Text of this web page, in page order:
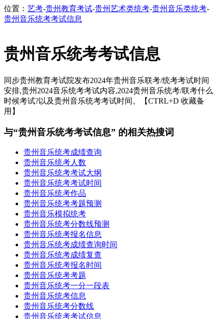
位置： 艺考-贵州教育考试-贵州艺术类统考-贵州音乐类统考-
贵州音乐统考考试信息
贵州音乐统考考试信息
同步贵州教育考试院发布2024年贵州音乐联考/统考考试时间
安排,贵州2024音乐统考考试内容,2024贵州音乐统考/联考什么
时候考试?以及贵州音乐统考考试时间。【CTRL+D 收藏备
用】
与“贵州音乐统考考试信息” 的相关热搜词
贵州音乐统考成绩查询
贵州音乐统考人数
贵州音乐统考考试大纲
贵州音乐统考考试时间
贵州音乐统考作品
贵州音乐统考考题预测
贵州音乐模拟统考
贵州音乐统考分数线预测
贵州音乐统考报名信息
贵州音乐统考成绩查询时间
贵州音乐统考成绩复查
贵州音乐统考报名时间
贵州音乐统考考题
贵州音乐统考一分一段表
贵州音乐统考信息
贵州音乐统考分数线
贵州音乐统考考试信息